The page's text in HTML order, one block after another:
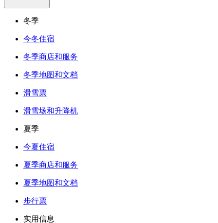
冬季
今冬住宿
冬季商店和服务
冬季地图和文档
滑雪票
滑雪场和升降机
夏季
今夏住宿
夏季商店和服务
夏季地图和文档
步行票
实用信息